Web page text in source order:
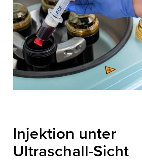
Injektion unter
Ultraschall-Sicht